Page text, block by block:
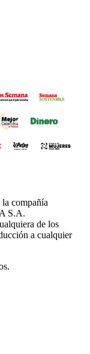
la compañía
S.A.
de los
a cualquier